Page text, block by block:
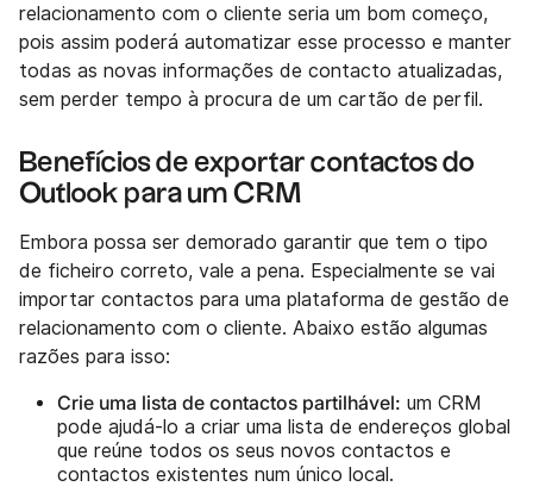
relacionamento com o cliente seria um bom começo,
pois assim poderá automatizar esse processo e manter
todas as novas informações de contacto atualizadas,
sem perder tempo à procura de um cartão de perfil.
Benefícios de exportar contactos do
Outlook para um CRM
Embora possa ser demorado garantir que tem o tipo
de ficheiro correto, vale a pena. Especialmente se vai
importar contactos para uma plataforma de gestão de
relacionamento com o cliente. Abaixo estão algumas
razões para isso:
Crie uma lista de contactos partilhável: um CRM
pode ajudá-lo a criar uma lista de endereços global
que reúne todos os seus novos contactos e
contactos existentes num único local.